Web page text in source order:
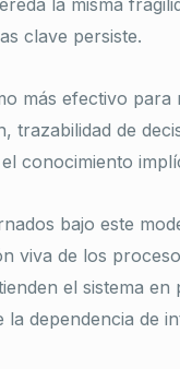
la misma
clave persiste.
más efectivo
trazabilidad de
conocimiento
bajo este
viva de los
el sistema
dependencia de